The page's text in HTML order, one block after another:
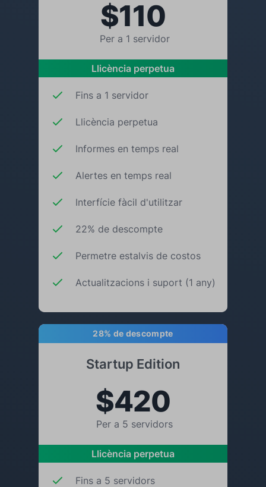
$110
Per a 1 servidor
Llicència perpetua
Fins a 1 servidor
Llicència perpetua
Informes en temps real
Alertes en temps real
Interfície fàcil d'utilitzar
22% de descompte
Permetre estalvis de costos
Actualitzacions i suport (1 any)
28% de descompte
Startup Edition
$420
Per a 5 servidors
Llicència perpetua
Fins a 5 servidors